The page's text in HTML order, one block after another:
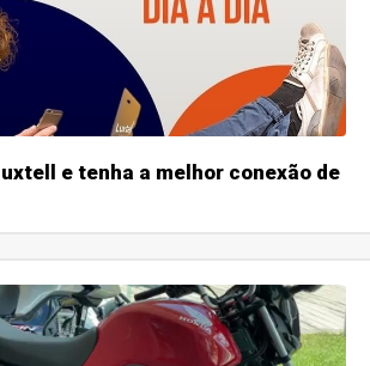
e tenha a melhor conexão de